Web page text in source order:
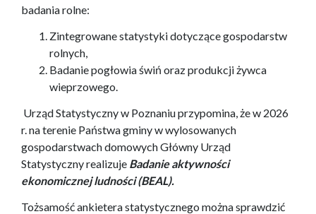
badania rolne:
Zintegrowane statystyki dotyczące gospodarstw
rolnych,
Badanie pogłowia świń oraz produkcji żywca
wieprzowego.
Urząd Statystyczny w Poznaniu przypomina, że w 2026
r. na terenie Państwa gminy w wylosowanych
gospodarstwach domowych Główny Urząd
Statystyczny realizuje Badanie aktywności
ekonomicznej ludności (BEAL).
Tożsamość ankietera statystycznego można sprawdzić